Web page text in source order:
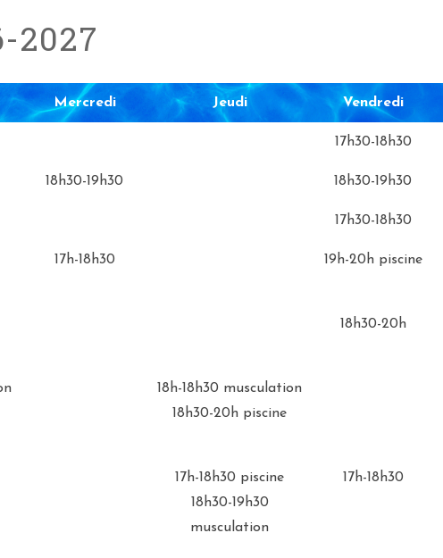
2027
Mercredi Jeudi Vendredi
Vendredi
17h30-18h30
18h30-19h30 18h30-19h30
17h30-18h30
17h-18h30 19h-20h piscine
18h30-20h
18h-18h30 musculation
18h30-20h piscine
17h-18h30 piscine
18h30-19h30
musculation
17h-18h30